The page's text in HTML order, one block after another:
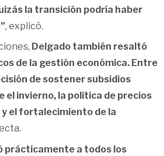
la transición podría haber
, explicó.
Delgado también resaltó
de la gestión económica. Entre
de sostener subsidios
invierno, la política de precios
el fortalecimiento de la
prácticamente a todos los